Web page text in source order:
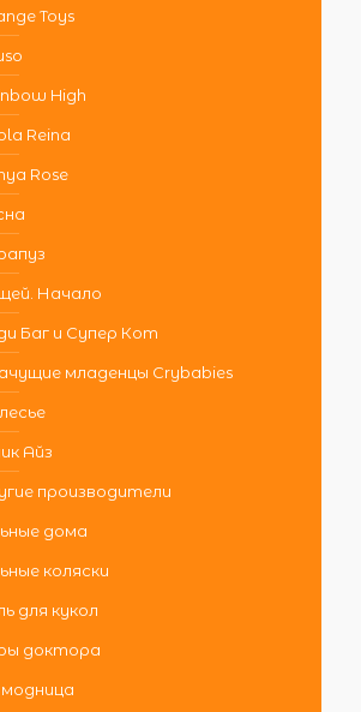
Toys
High
Reina
Rose
Начало
Баг и Супер Кот
младенцы Crybabies
Айз
производители
дома
коляски
для кукол
доктора